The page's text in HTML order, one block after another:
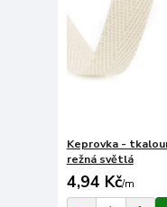
Keprovka -
režná světlá
4,94 Kč/m